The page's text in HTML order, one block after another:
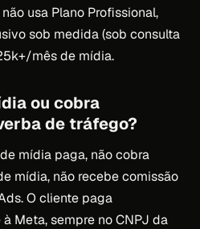
usa Plano Profissional,
sob medida (sob consulta
mês de mídia.
ou cobra
de tráfego?
mídia paga, não cobra
mídia, não recebe comissão
O cliente paga
Meta, sempre no CNPJ da